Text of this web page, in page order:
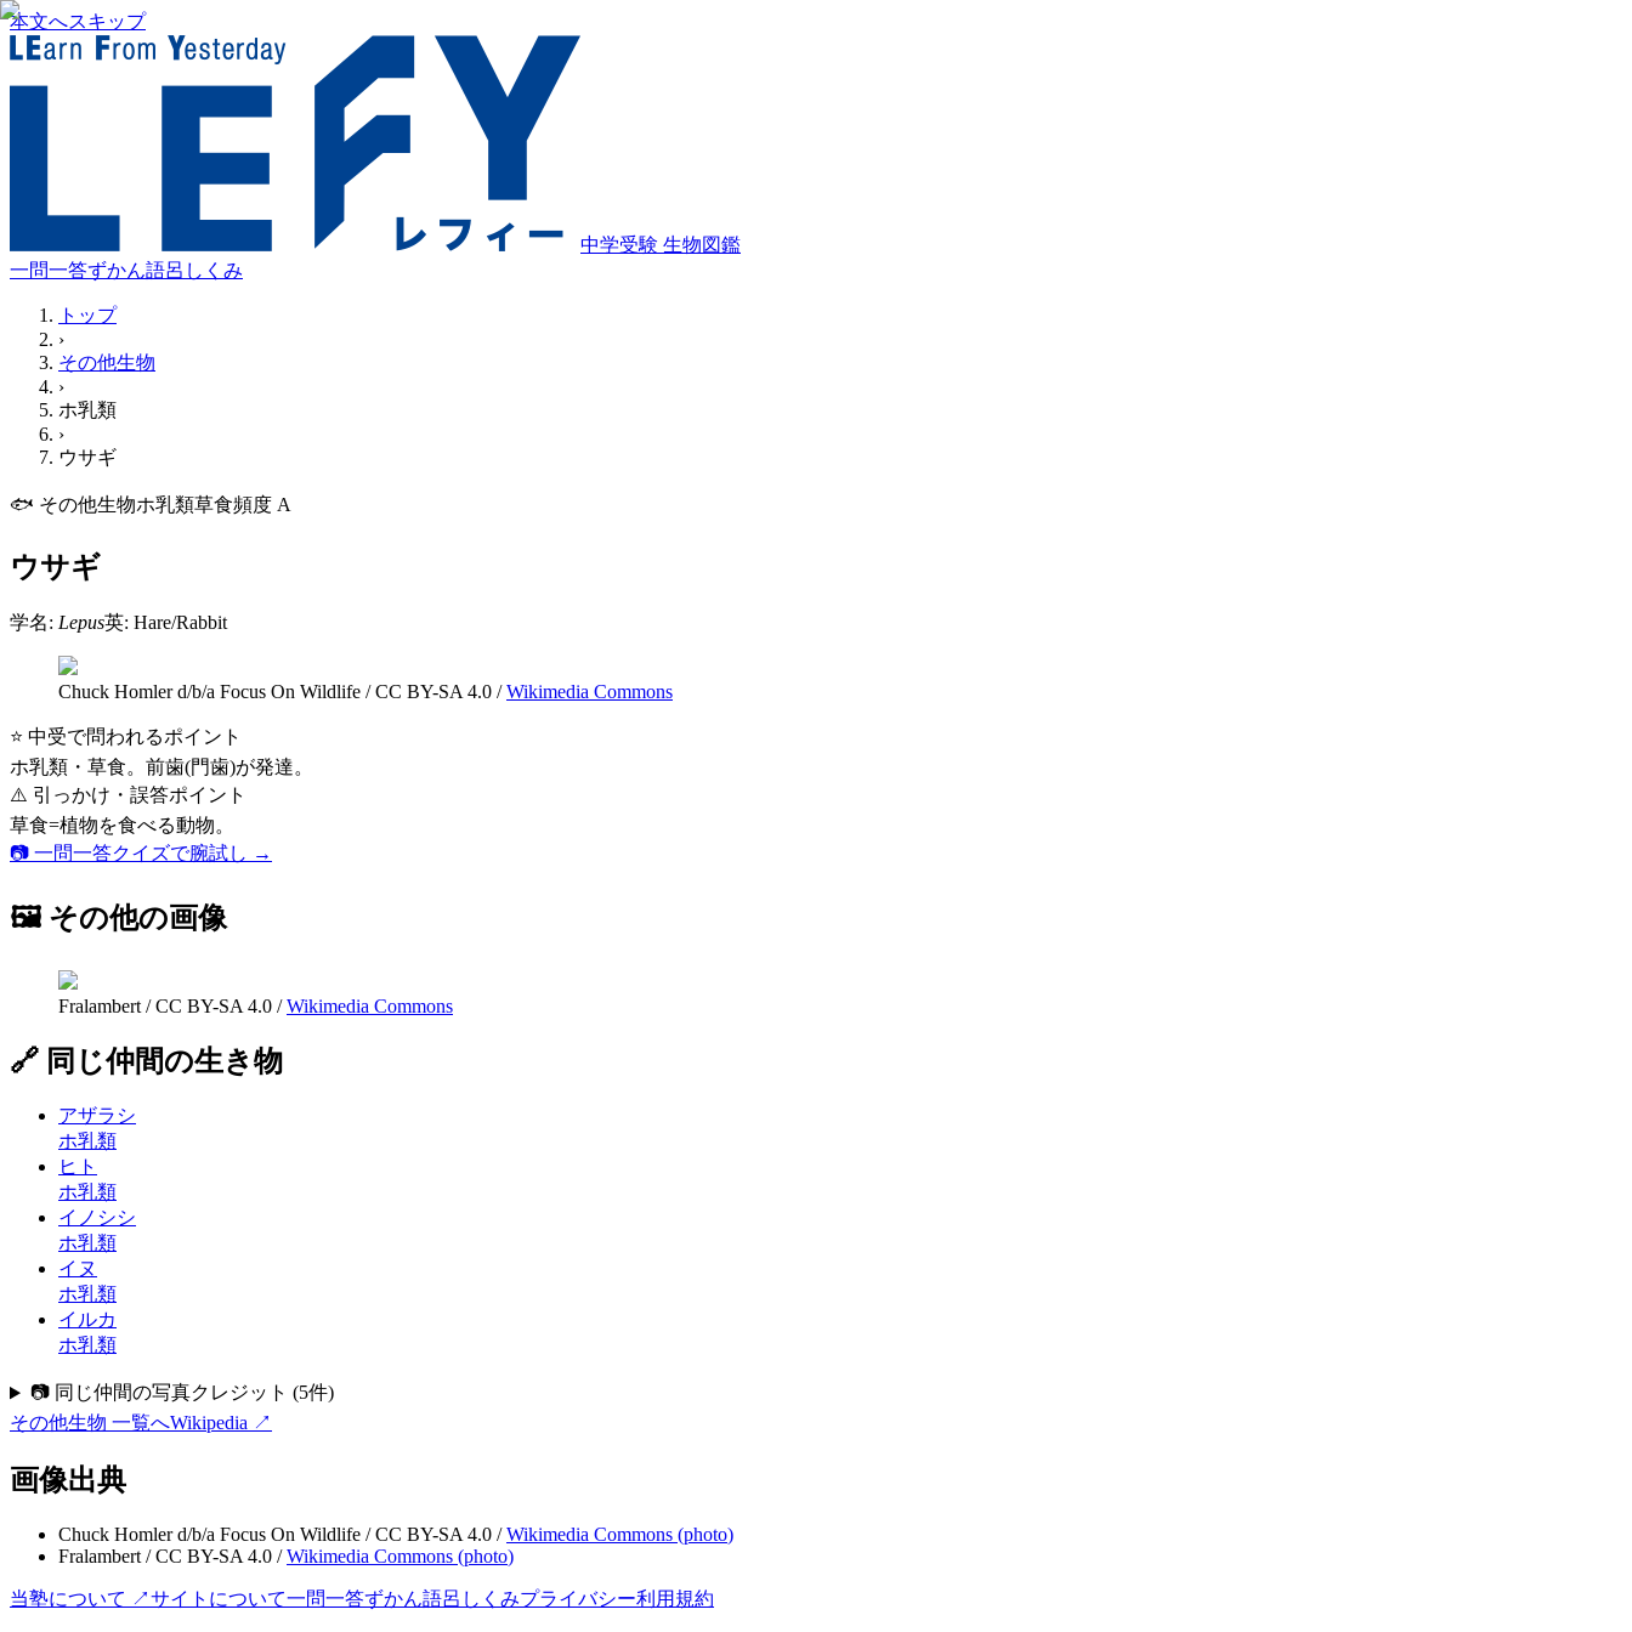
本文へスキップ
中学受験 生物図鑑
一問一答ずかん語呂 しくみ
トップ
›
その他生物
›
ホ乳類
›
ウサギ
🐟 その他生物ホ乳類草食頻度 A
ウサギ
学名: Lepus英: Hare/Rabbit
Chuck Homler d/b/a Focus On Wildlife /CC BY-SA 4.0 / Wikimedia Commons
⭐ 中受で問われるポイント
ホ乳類・草食。前歯(門歯)が発達。
⚠️ 引っかけ・誤答ポイント
草食=植物を食べる動物。
📷 一問一答クイズで腕試し →
🖼 その他の画像
Fralambert /CC BY-SA 4.0 / Wikimedia Commons
🔗 同じ仲間の生き物
アザラシ
ホ乳類
ヒト
ホ乳類
イノシシ
ホ乳類
イヌ
ホ乳類
イルカ
ホ乳類
📷 同じ仲間の写真クレジット (5件)
その他生物 一覧へWikipedia ↗
画像出典
Chuck Homler d/b/a Focus On Wildlife /CC BY-SA 4.0 / Wikimedia Commons (photo)
Fralambert /CC BY-SA 4.0 / Wikimedia Commons (photo)
当塾について ↗サイトについて一問一答ずかん語呂 しくみプライバシー利用規約